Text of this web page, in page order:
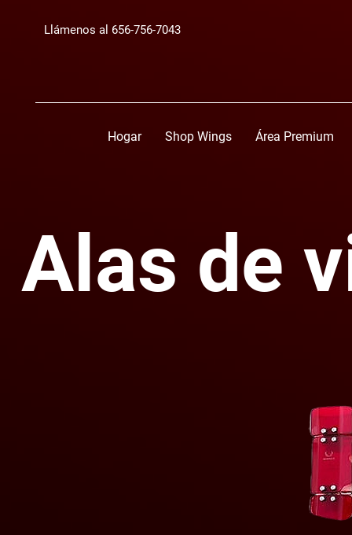
Llámenos al 656-756-7043
Hogar Shop Wings Área Premium
Alas de